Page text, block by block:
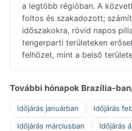
a legtöbb régióban. A
foltos és szakadozott;
időszakokra, rövid napos
tengerparti területeken
felhőzet, mint a belső
További hónapok Brazília-
Időjárás januárban
Időjárás
Időjárás márciusban
Időjárás